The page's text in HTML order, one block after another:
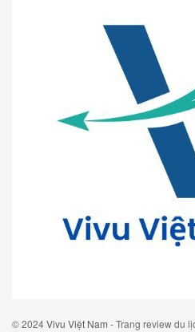
© 2024Vivu Việt Nam - Trang review du